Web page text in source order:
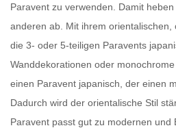
Paravent zu verwenden. Damit
anderen ab. Mit ihrem orientalischen,
die 3- oder 5-teiligen Paravents
Wanddekorationen oder
einen Paravent japanisch , der einen
Dadurch wird der orientalische Stil
Paravent passt gut zu modernen und